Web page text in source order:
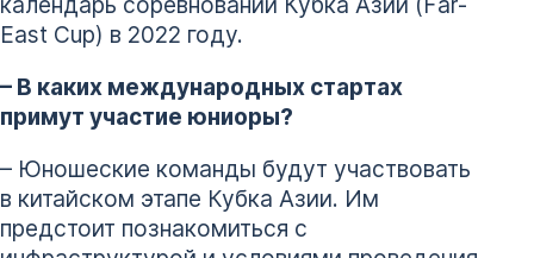
East Cup) в 2022 году.
– В каких международных стартах
примут участие юниоры?
– Юношеские команды будут участвовать
в китайском этапе Кубка Азии. Им
предстоит познакомиться с